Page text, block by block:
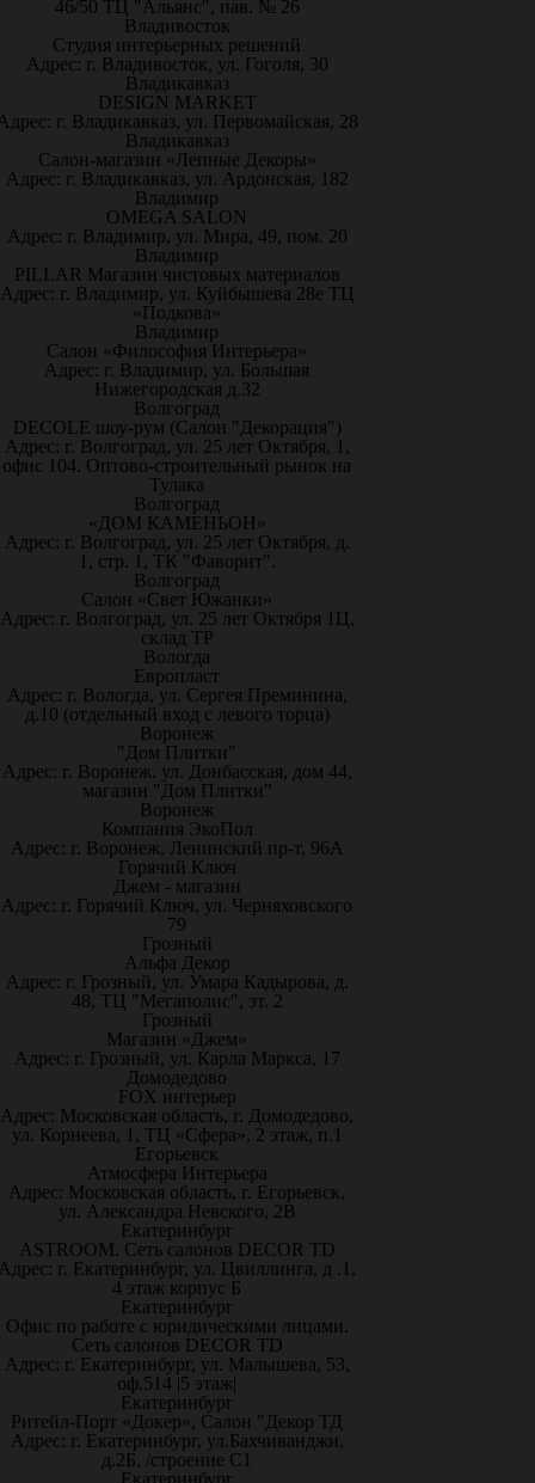
46/50 ТЦ "Альянс", пав. № 26
Владивосток
Студия интерьерных решений
Адрес: г. Владивосток, ул. Гоголя, 30
Владикавказ
DESIGN MARKET
г. Владикавказ, ул. Первомайская, 28
Владикавказ
Салон-магазин «Лепные Декоры»
Адрес: г. Владикавказ, ул. Ардонская, 182
Владимир
OMEGA SALON
Адрес: г. Владимир, ул. Мира, 49, пом. 20
Владимир
PILLAR Магазин чистовых материалов
Адрес: г. Владимир, ул. Куйбышева 28е ТЦ
«Подкова»
Владимир
Салон «Философия Интерьера»
Адрес: г. Владимир, ул. Большая
Нижегородская д.32
Волгоград
DECOLE шоу-рум (Салон "Декорация")
Адрес: г. Волгоград, ул. 25 лет Октября, 1,
офис 104. Оптово-строительный рынок на
Тулака
Волгоград
«ДОМ КАМЕНЬОН»
Адрес: г. Волгоград, ул. 25 лет Октября, д.
1, стр. 1, ТК "Фаворит".
Волгоград
Салон «Свет Южанки»
Адрес: г. Волгоград, ул. 25 лет Октября 1Ц,
склад ТР
Вологда
Европласт
Адрес: г. Вологда, ул. Сергея Преминина,
д.10 (отдельный вход с левого торца)
Воронеж
"Дом Плитки"
Адрес: г. Воронеж. ул. Донбасская, дом 44,
магазин "Дом Плитки"
Воронеж
Компания ЭкоПол
Адрес: г. Воронеж, Ленинский пр-т, 96А
Горячий Ключ
Джем - магазин
Адрес: г. Горячий Ключ, ул. Черняховского
79
Грозный
Альфа Декор
Адрес: г. Грозный, ул. Умара Кадырова, д.
48, ТЦ "Мегаполис", эт. 2
Грозный
Магазин «Джем»
Адрес: г. Грозный, ул. Карла Маркса, 17
Домодедово
FOX интерьер
Адрес: Московская область, г. Домодедово,
ул. Корнеева, 1, ТЦ «Сфера», 2 этаж, п.1
Егорьевск
Атмосфера Интерьера
Адрес: Московская область, г. Егорьевск,
ул. Александра Невского, 2В
Екатеринбург
ASTROOM. Сеть салонов DECOR TD
г. Екатеринбург, ул. Цвиллинга, д .1,
4 этаж корпус Б
Екатеринбург
Офис по работе с юридическими лицами.
Сеть салонов DECOR TD
Адрес: г. Екатеринбург, ул. Малышева, 53,
оф.514 |5 этаж|
Екатеринбург
Ритейл-Порт «Докер», Салон "Декор ТД
Адрес: г. Екатеринбург, ул.Бахчиванджи,
д.2Б, /строение С1